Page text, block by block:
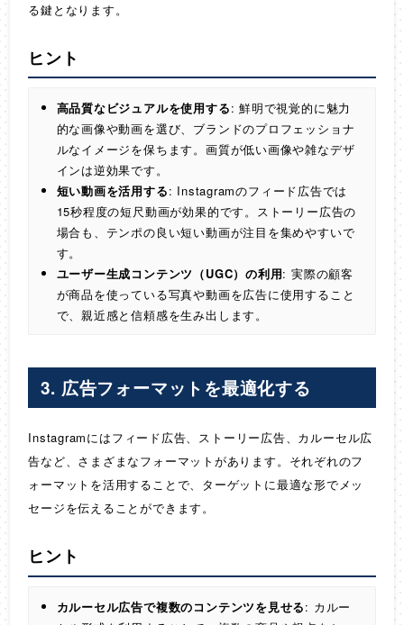
る鍵となります。
ヒント
高品質なビジュアルを使用する: 鮮明で視覚的に魅力
的な画像や動画を選び、ブランドのプロフェッショナ
ルなイメージを保ちます。画質が低い画像や雑なデザ
インは逆効果です。
短い動画を活用する: Instagramのフィード広告では
15秒程度の短尺動画が効果的です。ストーリー広告の
場合も、テンポの良い短い動画が注目を集めやすいで
す。
ユーザー生成コンテンツ（UGC）の利用: 実際の顧客
が商品を使っている写真や動画を広告に使用すること
で、親近感と信頼感を生み出します。
3. 広告フォーマットを最適化する
Instagramにはフィード広告、ストーリー広告、カルーセル広
告など、さまざまなフォーマットがあります。それぞれのフ
ォーマットを活用することで、ターゲットに最適な形でメッ
セージを伝えることができます。
ヒント
カルーセル広告で複数のコンテンツを見せる: カルー